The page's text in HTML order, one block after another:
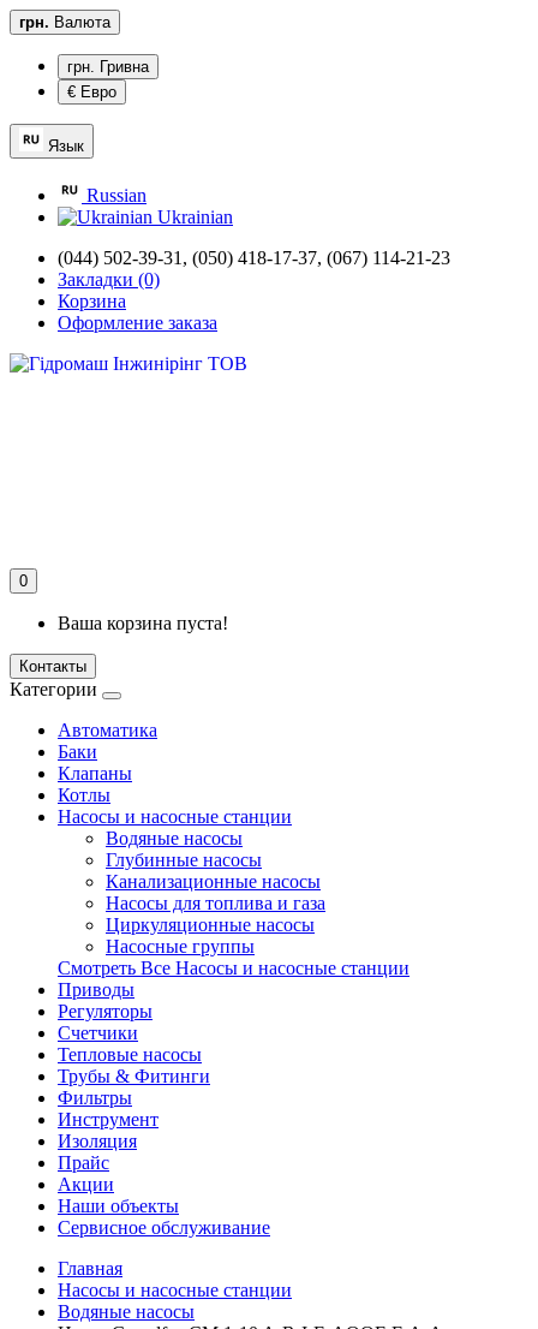
грн. Валюта
грн. Гривна
€ Евро
Язык
Russian
Ukrainian
(044) 502-39-31, (050) 418-17-37, (067) 114-21-23
Закладки (0)
Корзина
Оформление заказа
0
Ваша корзина пуста!
Контакты
Категории
Автоматика
Баки
Клапаны
Котлы
Насосы и насосные станции
Водяные насосы
Глубинные насосы
Канализационные насосы
Насосы для топлива и газа
Циркуляционные насосы
Насосные группы
Смотреть Все Насосы и насосные станции
Приводы
Регуляторы
Счетчики
Тепловые насосы
Трубы & Фитинги
Фильтры
Инструмент
Изоляция
Прайс
Акции
Наши объекты
Сервисное обслуживание
Главная
Насосы и насосные станции
Водяные насосы